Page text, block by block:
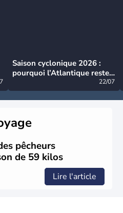
Saison cyclonique 2026 :
pourquoi l’Atlantique reste
22/07
pêcheurs
de 59 kilos
Lire l'article